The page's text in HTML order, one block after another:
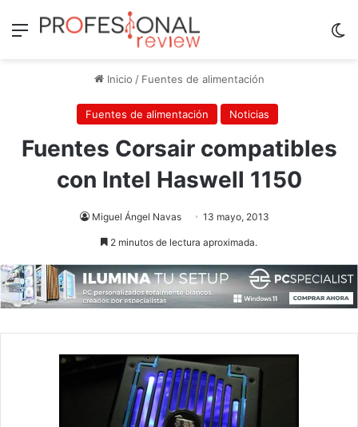
Menú
Inicio / Fuentes de alimentación
Fuentes de alimentación Noticias
Fuentes Corsair compatibles
con Intel Haswell 1150
Miguel Ángel Navas 13 mayo, 2013
2 minutos de lectura aproximada.